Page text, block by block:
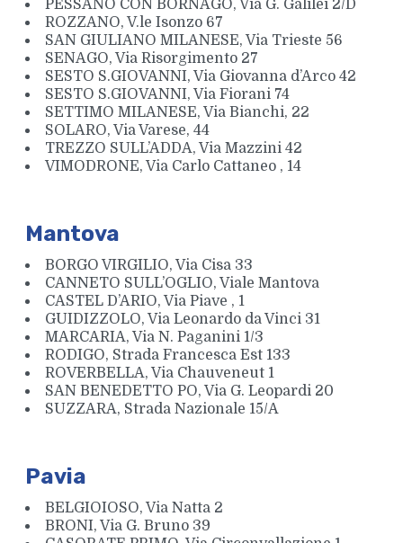
PESSANO CON BORNAGO, Via G. Galilei 2/D
ROZZANO, V.le Isonzo 67
SAN GIULIANO MILANESE, Via Trieste 56
SENAGO, Via Risorgimento 27
SESTO S.GIOVANNI, Via Giovanna d’Arco 42
SESTO S.GIOVANNI, Via Fiorani 74
SETTIMO MILANESE, Via Bianchi, 22
SOLARO, Via Varese, 44
TREZZO SULL’ADDA, Via Mazzini 42
VIMODRONE, Via Carlo Cattaneo , 14
Mantova
BORGO VIRGILIO, Via Cisa 33
CANNETO SULL’OGLIO, Viale Mantova
CASTEL D’ARIO, Via Piave , 1
GUIDIZZOLO, Via Leonardo da Vinci 31
MARCARIA, Via N. Paganini 1/3
RODIGO, Strada Francesca Est 133
ROVERBELLA, Via Chauveneut 1
SAN BENEDETTO PO, Via G. Leopardi 20
SUZZARA, Strada Nazionale 15/A
Pavia
BELGIOIOSO, Via Natta 2
BRONI, Via G. Bruno 39